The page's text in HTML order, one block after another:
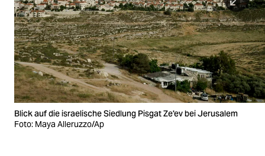
verlag
verlag
veranstaltungen
shop
fragen & hilfe
unterstützen
Blick auf die israelische Siedlung Pisgat Ze'ev bei Jerusalem
Foto: Maya Alleruzzo/Ap